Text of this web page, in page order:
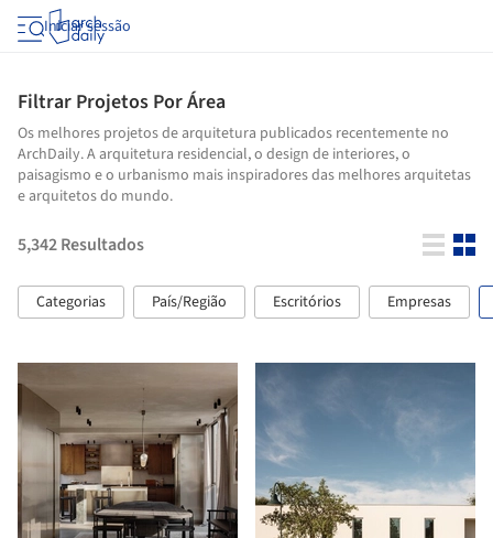
Iniciar sessão
Filtrar Projetos Por Área
Os melhores projetos de arquitetura publicados recentemente no
ArchDaily. A arquitetura residencial, o design de interiores, o
paisagismo e o urbanismo mais inspiradores das melhores arquitetas
e arquitetos do mundo.
5,342Resultados
Categorias País/Região Escritórios Empresas